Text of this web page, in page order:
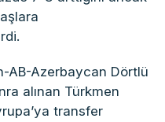
AB-Azerbaycan Dörtlü
alınan Türkmen
transfer